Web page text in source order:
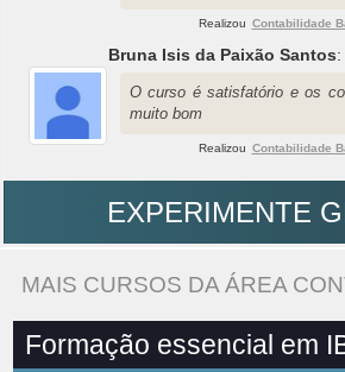
Realizou Contabilidade
Bruna Isis da Paixão Santos:
O curso é satisfatório e os
muito bom
Realizou Contabilidade
EXPERIMENTE
MAIS CURSOS DA ÁREA
Formação essencial em